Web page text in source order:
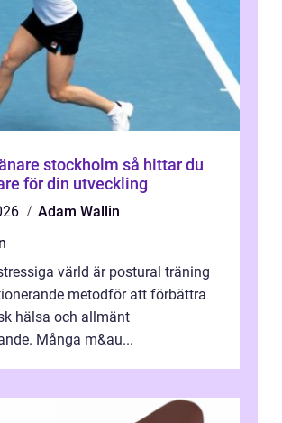
stockholm så hittar du
för din utveckling
Adam Wallin
värld är postural träning
metodför att förbättra
hälsa och allmänt
Många m&au...